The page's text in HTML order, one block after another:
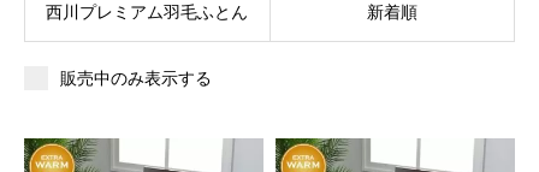
西川プレミアム羽毛ふとん 新着順
販売中のみ表示する